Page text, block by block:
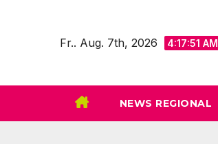
Fr.. Aug. 7th, 2026 4:17:53 AM
NEWS REGIONAL